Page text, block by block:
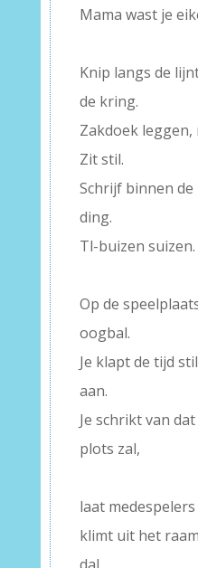
Mama wast je
Knip langs de
de kring.
Zakdoek leggen,
Zit stil.
Schrijf binnen
ding.
Tl-buizen suizen.
Op de
oogbal.
Je klapt de tijd
aan.
Je schrikt van
plots zal,
laat
klimt uit het